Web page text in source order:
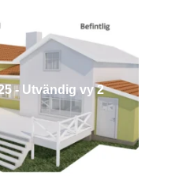
- Utvändig vy 2